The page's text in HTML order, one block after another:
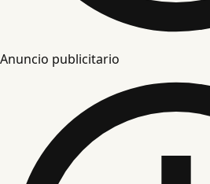
Anuncio publicitario